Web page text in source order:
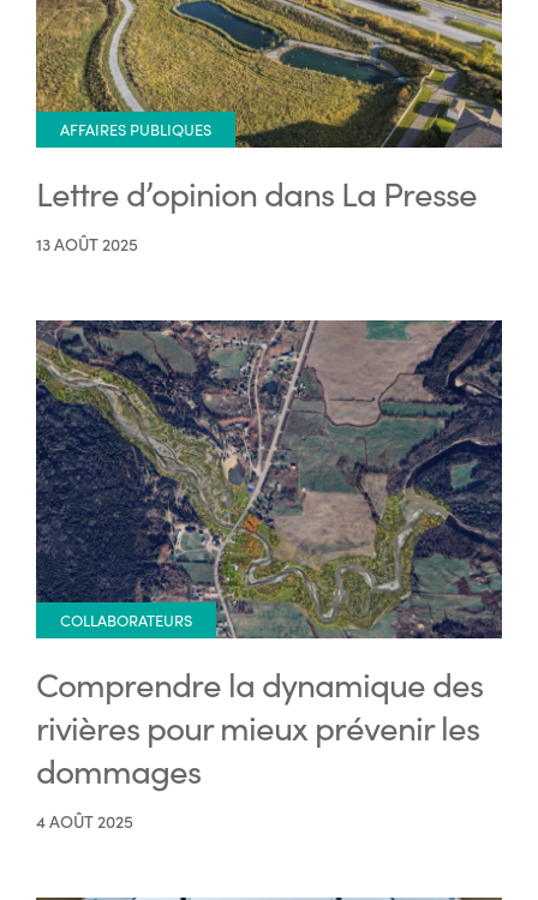
AFFAIRES PUBLIQUES
Lettre d’opinion dans La Presse
13 AOÛT 2025
COLLABORATEURS
Comprendre la dynamique des
rivières pour mieux prévenir les
dommages
4 AOÛT 2025